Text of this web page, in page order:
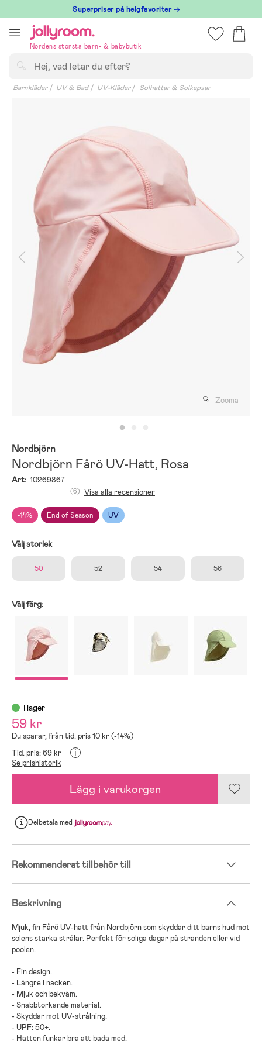
till
innehållet
Superpriser på helgfavoriter →
Nordens största barn- & babybutik
Barnkläder UV & Bad UV-Kläder Solhattar & Solkepsar
Zooma
Nordbjörn
Nordbjörn Fårö UV-Hatt, Rosa
Art: 10269867
-14% End of Season UV
(6) Visa alla recensioner
Välj storlek
50 52 54 56
Välj färg:
I lager
59 kr
Du sparar, från tid. pris 10 kr (-14%)
Tid. pris: 69 kr
i
Se prishistorik
Lägg i varukorgen
Delbetalamed
Rekommenderat tillbehör till
Beskrivning
Mjuk, fin Fårö UV-hatt från Nordbjörn som skyddar ditt barns hud mot
solens starka strålar. Perfekt för soliga dagar på stranden eller vid
poolen.
- Fin design.
- Längre i nacken.
- Mjuk och bekväm.
- Snabbtorkande material.
- Skyddar mot UV-strålning.
- UPF: 50+.
- Hatten funkar bra att bada med.